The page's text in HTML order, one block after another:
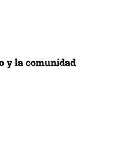
y la comunidad